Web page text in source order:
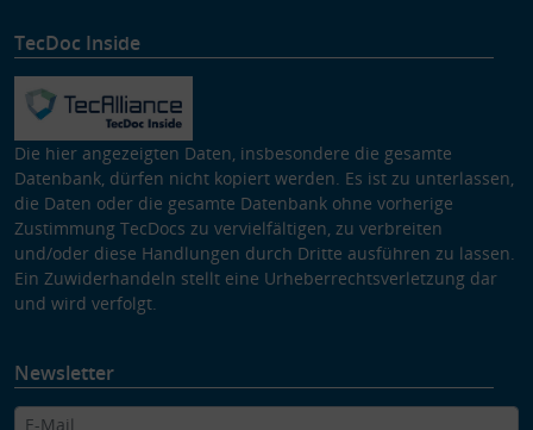
TecDoc Inside
Die hier angezeigten Daten, insbesondere die gesamte
Datenbank, dürfen nicht kopiert werden. Es ist zu unterlassen,
die Daten oder die gesamte Datenbank ohne vorherige
Zustimmung TecDocs zu vervielfältigen, zu verbreiten
und/oder diese Handlungen durch Dritte ausführen zu lassen.
Ein Zuwiderhandeln stellt eine Urheberrechtsverletzung dar
und wird verfolgt.
Newsletter